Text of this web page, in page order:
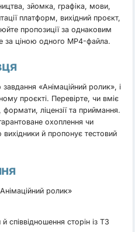
зйомка, графіка, мови,
платформ, вихідний проєкт,
пропозиції за однаковим
за ціною одного MP4-файла.
«Анімаційний ролик», і
проєкті. Перевірте, чи вміє
ліцензії та приймання.
охоплення чи
й пропонує тестовий
ролик»
співвідношення сторін із ТЗ